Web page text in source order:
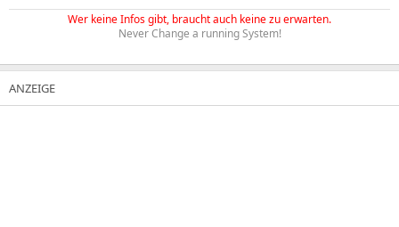
Wer keine Infos gibt, braucht auch keine zu erwarten.
Never Change a running System!